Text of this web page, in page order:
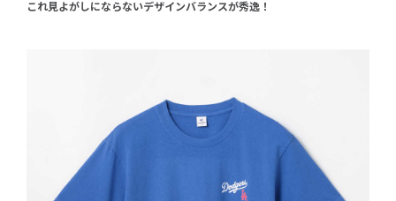
これ見よがしにならないデザインバランスが秀逸！